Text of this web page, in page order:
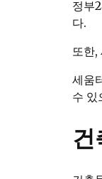
정부
다.
또한,
세움
수 있
건